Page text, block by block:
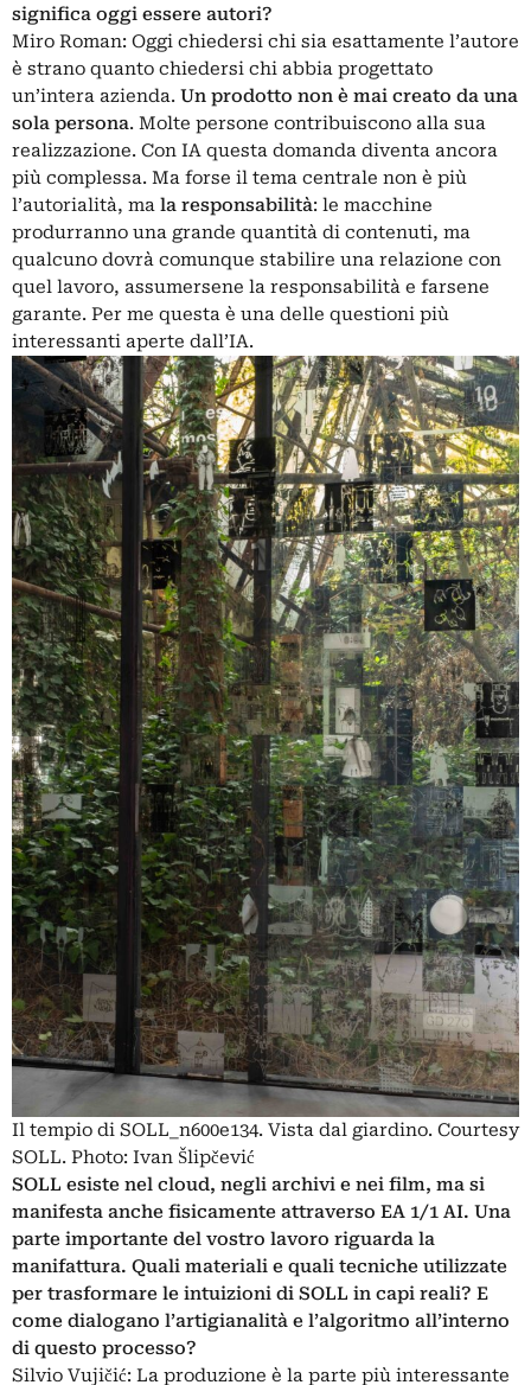
significa oggi essere autori?
Miro Roman: Oggi chiedersi chi sia esattamente l’autore
è strano quanto chiedersi chi abbia progettato
un’intera azienda. Un prodotto non è mai creato da una
sola persona. Molte persone contribuiscono alla sua
realizzazione. Con IA questa domanda diventa ancora
più complessa. Ma forse il tema centrale non è più
l’autorialità, ma la responsabilità: le macchine
produrranno una grande quantità di contenuti, ma
qualcuno dovrà comunque stabilire una relazione con
quel lavoro, assumersene la responsabilità e farsene
garante. Per me questa è una delle questioni più
interessanti aperte dall’IA.
Il tempio di SOLL_n600e134. Vista dal giardino. Courtesy
SOLL. Photo: Ivan Šlipčević
SOLL esiste nel cloud, negli archivi e nei film, ma si
manifesta anche fisicamente attraverso EA 1/1 AI. Una
parte importante del vostro lavoro riguarda la
manifattura. Quali materiali e quali tecniche utilizzate
per trasformare le intuizioni di SOLL in capi reali? E
come dialogano l’artigianalità e l’algoritmo all’interno
di questo processo?
Silvio Vujičić: La produzione è la parte più interessante